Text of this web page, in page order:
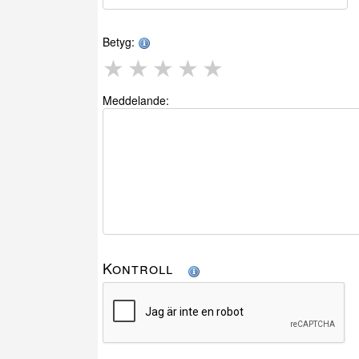
Betyg:
★ ★ ★ ★ ★
Meddelande:
Kontroll